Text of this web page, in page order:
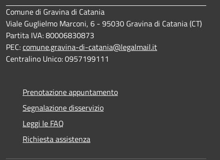
Comune di Gravina di Catania
Viale Guglielmo Marconi, 6 - 95030 Gravina di Catania (CT)
Partita IVA: 80006830873
PEC:comune.gravina-di-catania@legalmail.it
Centralino Unico: 0957199111
Prenotazione appuntamento
Segnalazione disservizio
Leggi le FAQ
Richiesta assistenza